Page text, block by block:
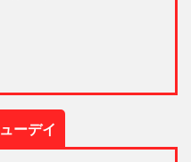
ーデイ